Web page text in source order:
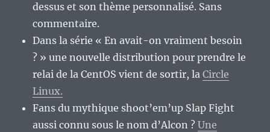
dessus et son thème personnalisé. Sans
commentaire.
Dans la série « En avait-on vraiment besoin
? » une nouvelle distribution pour prendre le
relai de la CentOS vient de sortir, laCircle
Linux.
Fans du mythique shoot’em’up Slap Fight
aussi connu sous le nom d’Alcon ?Une